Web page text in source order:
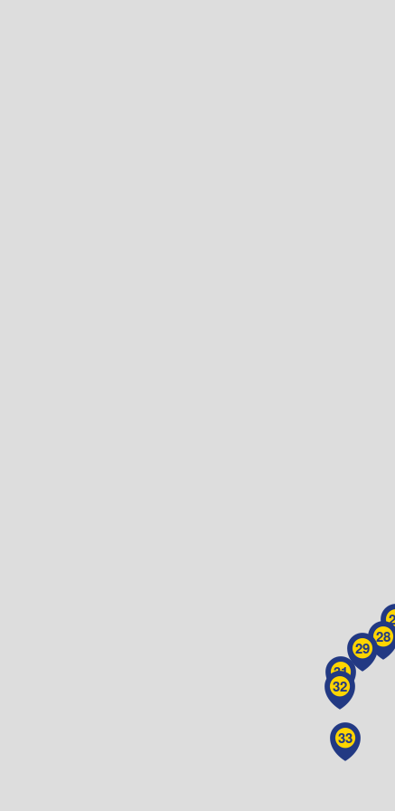
28
29
31
32
33